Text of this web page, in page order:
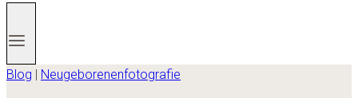
Blog Neugeborenenfotografie